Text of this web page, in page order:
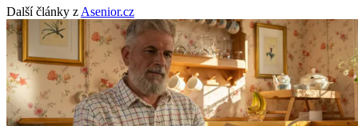
Další články z Asenior.cz